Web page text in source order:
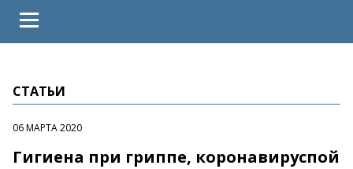
СТАТЬИ
06 МАРТА 2020
Гигиена при гриппе, коронавируспой